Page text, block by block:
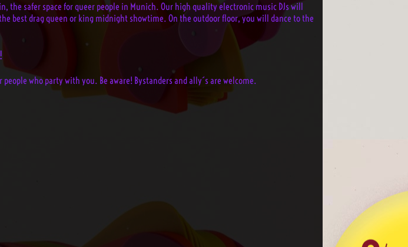
the safer space for queer people in Munich. Our high quality electronic music DJs will
best drag queen or king midnight showtime. On the outdoor floor, you will dance to the
who party with you. Be aware! Bystanders and ally´s are welcome.